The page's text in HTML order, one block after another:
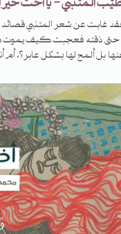
حتى ذقته فعجبت كيف يموت
ألمح لها بشكل عابر؟، أم
والحكم النهائي لكم.